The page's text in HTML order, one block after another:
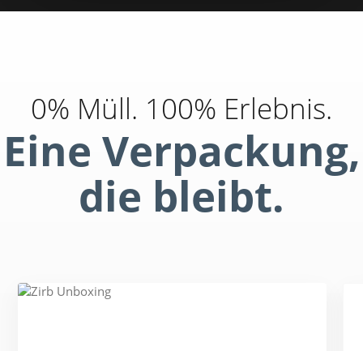
0% Müll. 100% Erlebnis.
Eine Verpackung,
die bleibt.